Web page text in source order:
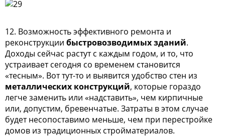
12. Возможность эффективного ремонта и
реконструкции быстровозводимых зданий.
Доходы сейчас растут с каждым годом, и то, что
устраивает сегодня со временем становится
«тесным». Вот тут-то и выявится удобство стен из
металлических конструкций, которые гораздо
легче заменить или «надставить», чем кирпичные
или, допустим, бревенчатые. Затраты в этом случае
будет несопоставимо меньше, чем при перестройке
домов из традиционных стройматериалов.